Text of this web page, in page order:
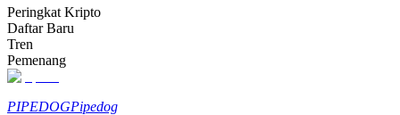
Peringkat Kripto
Daftar Baru
Tren
Pemenang
PIPEDOGPipedog